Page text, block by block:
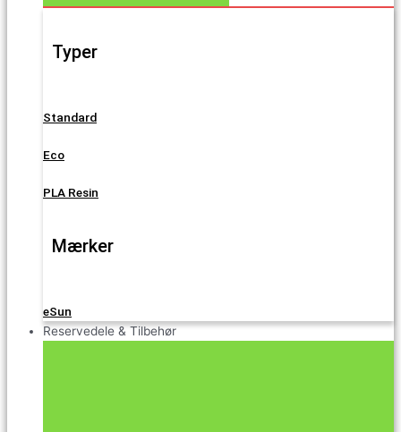
Typer
Standard
Eco
PLA Resin
Mærker
eSun
Reservedele & Tilbehør